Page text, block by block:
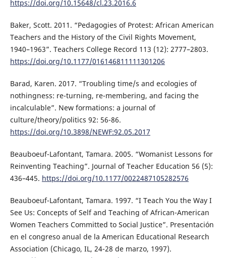
https://doi.org/10.15648/cl.23.2016.6
Baker, Scott. 2011. “Pedagogies of Protest: African American
Teachers and the History of the Civil Rights Movement,
1940–1963”. Teachers College Record 113 (12): 2777–2803.
https://doi.org/10.1177/016146811111301206
Barad, Karen. 2017. “Troubling time/s and ecologies of
nothingness: re-turning, re-membering, and facing the
incalculable”. New formations: a journal of
culture/theory/politics 92: 56-86.
https://doi.org/10.3898/NEWF:92.05.2017
Beauboeuf-Lafontant, Tamara. 2005. “Womanist Lessons for
Reinventing Teaching”. Journal of Teacher Education 56 (5):
436–445. https://doi.org/10.1177/0022487105282576
Beauboeuf-Lafontant, Tamara. 1997. “I Teach You the Way I
See Us: Concepts of Self and Teaching of African-American
Women Teachers Committed to Social Justice”. Presentación
en el congreso anual de la American Educational Research
Association (Chicago, IL, 24-28 de marzo, 1997).